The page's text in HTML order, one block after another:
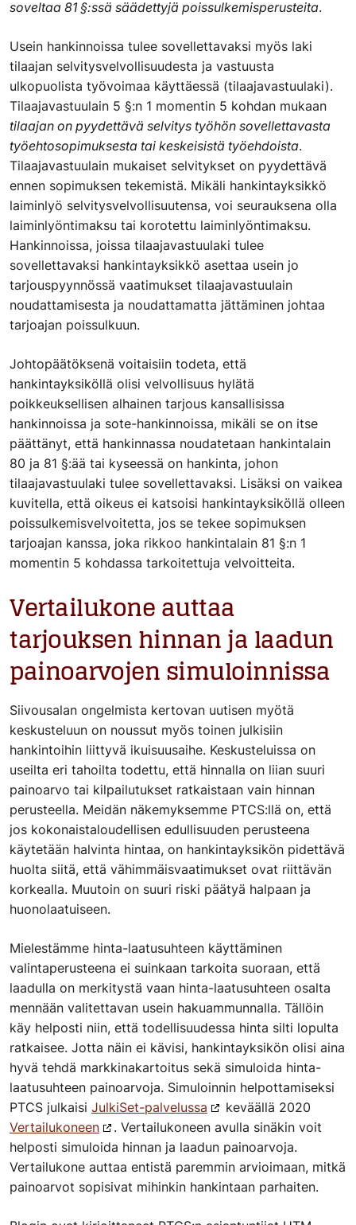
soveltaa 81 §:ssä säädettyjä poissulkemisperusteita.
Usein hankinnoissa tulee sovellettavaksi myös laki
tilaajan selvitysvelvollisuudesta ja vastuusta
ulkopuolista työvoimaa käyttäessä (tilaajavastuulaki).
Tilaajavastuulain 5 §:n 1 momentin 5 kohdan mukaan
tilaajan on pyydettävä selvitys työhön sovellettavasta
työehtosopimuksesta tai keskeisistä työehdoista.
Tilaajavastuulain mukaiset selvitykset on pyydettävä
ennen sopimuksen tekemistä. Mikäli hankintayksikkö
laiminlyö selvitysvelvollisuutensa, voi seurauksena olla
laiminlyöntimaksu tai korotettu laiminlyöntimaksu.
Hankinnoissa, joissa tilaajavastuulaki tulee
sovellettavaksi hankintayksikkö asettaa usein jo
tarjouspyynnössä vaatimukset tilaajavastuulain
noudattamisesta ja noudattamatta jättäminen johtaa
tarjoajan poissulkuun.
Johtopäätöksenä voitaisiin todeta, että
hankintayksiköllä olisi velvollisuus hylätä
poikkeuksellisen alhainen tarjous kansallisissa
hankinnoissa ja sote-hankinnoissa, mikäli se on itse
päättänyt, että hankinnassa noudatetaan hankintalain
80 ja 81 §:ää tai kyseessä on hankinta, johon
tilaajavastuulaki tulee sovellettavaksi. Lisäksi on vaikea
kuvitella, että oikeus ei katsoisi hankintayksiköllä olleen
poissulkemisvelvoitetta, jos se tekee sopimuksen
tarjoajan kanssa, joka rikkoo hankintalain 81 §:n 1
momentin 5 kohdassa tarkoitettuja velvoitteita.
Vertailukone auttaa
tarjouksen hinnan ja laadun
painoarvojen simuloinnissa
Siivousalan ongelmista kertovan uutisen myötä
keskusteluun on noussut myös toinen julkisiin
hankintoihin liittyvä ikuisuusaihe. Keskusteluissa on
useilta eri tahoilta todettu, että hinnalla on liian suuri
painoarvo tai kilpailutukset ratkaistaan vain hinnan
perusteella. Meidän näkemyksemme PTCS:llä on, että
jos kokonaistaloudellisen edullisuuden perusteena
käytetään halvinta hintaa, on hankintayksikön pidettävä
huolta siitä, että vähimmäisvaatimukset ovat riittävän
korkealla. Muutoin on suuri riski päätyä halpaan ja
huonolaatuiseen.
Mielestämme hinta-laatusuhteen käyttäminen
valintaperusteena ei suinkaan tarkoita suoraan, että
laadulla on merkitystä vaan hinta-laatusuhteen osalta
mennään valitettavan usein hakuammunnalla. Tällöin
käy helposti niin, että todellisuudessa hinta silti lopulta
ratkaisee. Jotta näin ei kävisi, hankintayksikön olisi aina
hyvä tehdä markkinakartoitus sekä simuloida hinta-
laatusuhteen painoarvoja. Simuloinnin helpottamiseksi
PTCS julkaisi JulkiSet-palvelussa
keväällä 2020
Vertailukoneen
. Vertailukoneen avulla sinäkin voit
helposti simuloida hinnan ja laadun painoarvoja.
Vertailukone auttaa entistä paremmin arvioimaan, mitkä
painoarvot sopisivat mihinkin hankintaan parhaiten.